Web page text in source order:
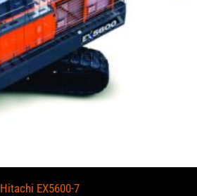
Hitachi EX5600-7